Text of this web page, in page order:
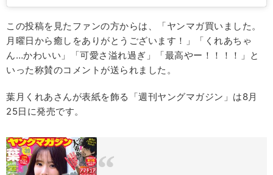
この投稿を見たファンの方からは、「ヤンマガ買いました。
月曜日から癒しをありがとうございます！」「くれあちゃ
ん…かわいい」「可愛さ溢れ過ぎ」「最高やー！！！！」と
いった称賛のコメントが送られました。
葉月くれあさんが表紙を飾る「週刊ヤングマガジン」は8月
25日に発売です。